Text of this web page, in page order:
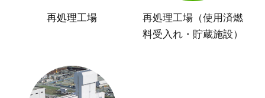
再処理工場
再処理工場（使用済燃
料受入れ・貯蔵施設）